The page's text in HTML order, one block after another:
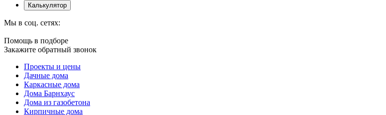
Калькулятор
Мы в соц. сетях:
Помощь в подборе
Закажите обратный звонок
Проекты и цены
Дачные дома
Каркасные дома
Дома Барнхаус
Дома из газобетона
Кирпичные дома